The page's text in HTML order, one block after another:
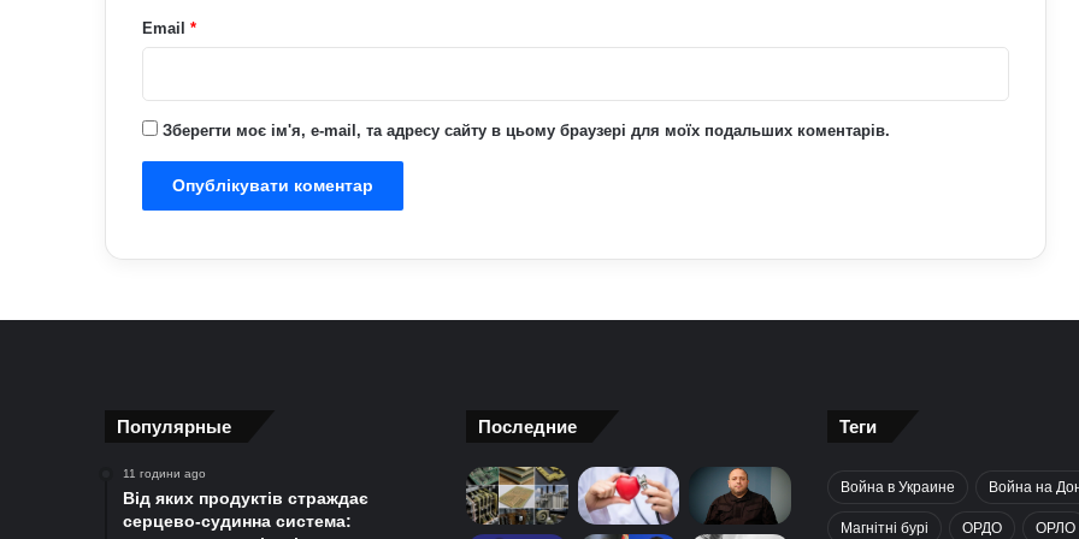
Email *
Зберегти моє ім'я, e-mail, та адресу сайту в цьому браузері для моїх подальших коментарів.
Популярные
11 години ago
Від яких продуктів страждає
серцево-судинна система:
Последние Теги
Война в Украине Война на
Магнітні бурі ОРДО ОРЛО